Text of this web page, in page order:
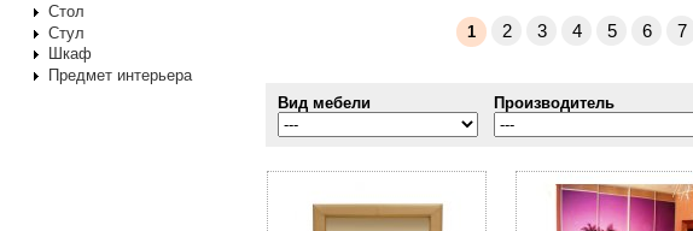
1 2 3 4 5 6 7
Вид мебели Производитель
Стол
Стул
Шкаф
Предмет интерьера